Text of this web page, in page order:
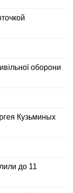
оборони
Кузьминых
до 11